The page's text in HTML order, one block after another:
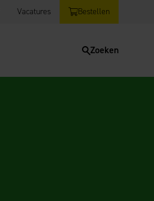
Vacatures Bestellen
Zoeken